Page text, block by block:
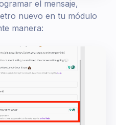
el mensaje,
nuevo en tu módulo
manera: